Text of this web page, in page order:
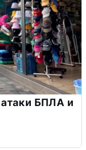
БПЛА и